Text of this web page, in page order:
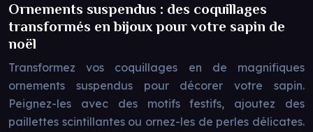
Ornements suspendus : des coquillages
transformés en bijoux pour votre sapin de
noël
Transformez vos coquillages en de magnifiques
ornements suspendus pour décorer votre sapin.
Peignez-les avec des motifs festifs, ajoutez des
paillettes scintillantes ou ornez-les de perles délicates.